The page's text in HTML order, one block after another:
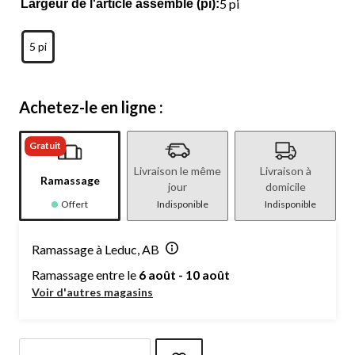
Largeur de l'article assemblé (pi):5 pi
5 pi
Achetez-le en ligne :
Gratuit
Ramassage
Offert
Livraison le même
jour
Indisponible
Livraison à
domicile
Indisponible
Ramassage à Leduc, AB
Ramassage entre le 6 août - 10 août
Voir d'autres magasins